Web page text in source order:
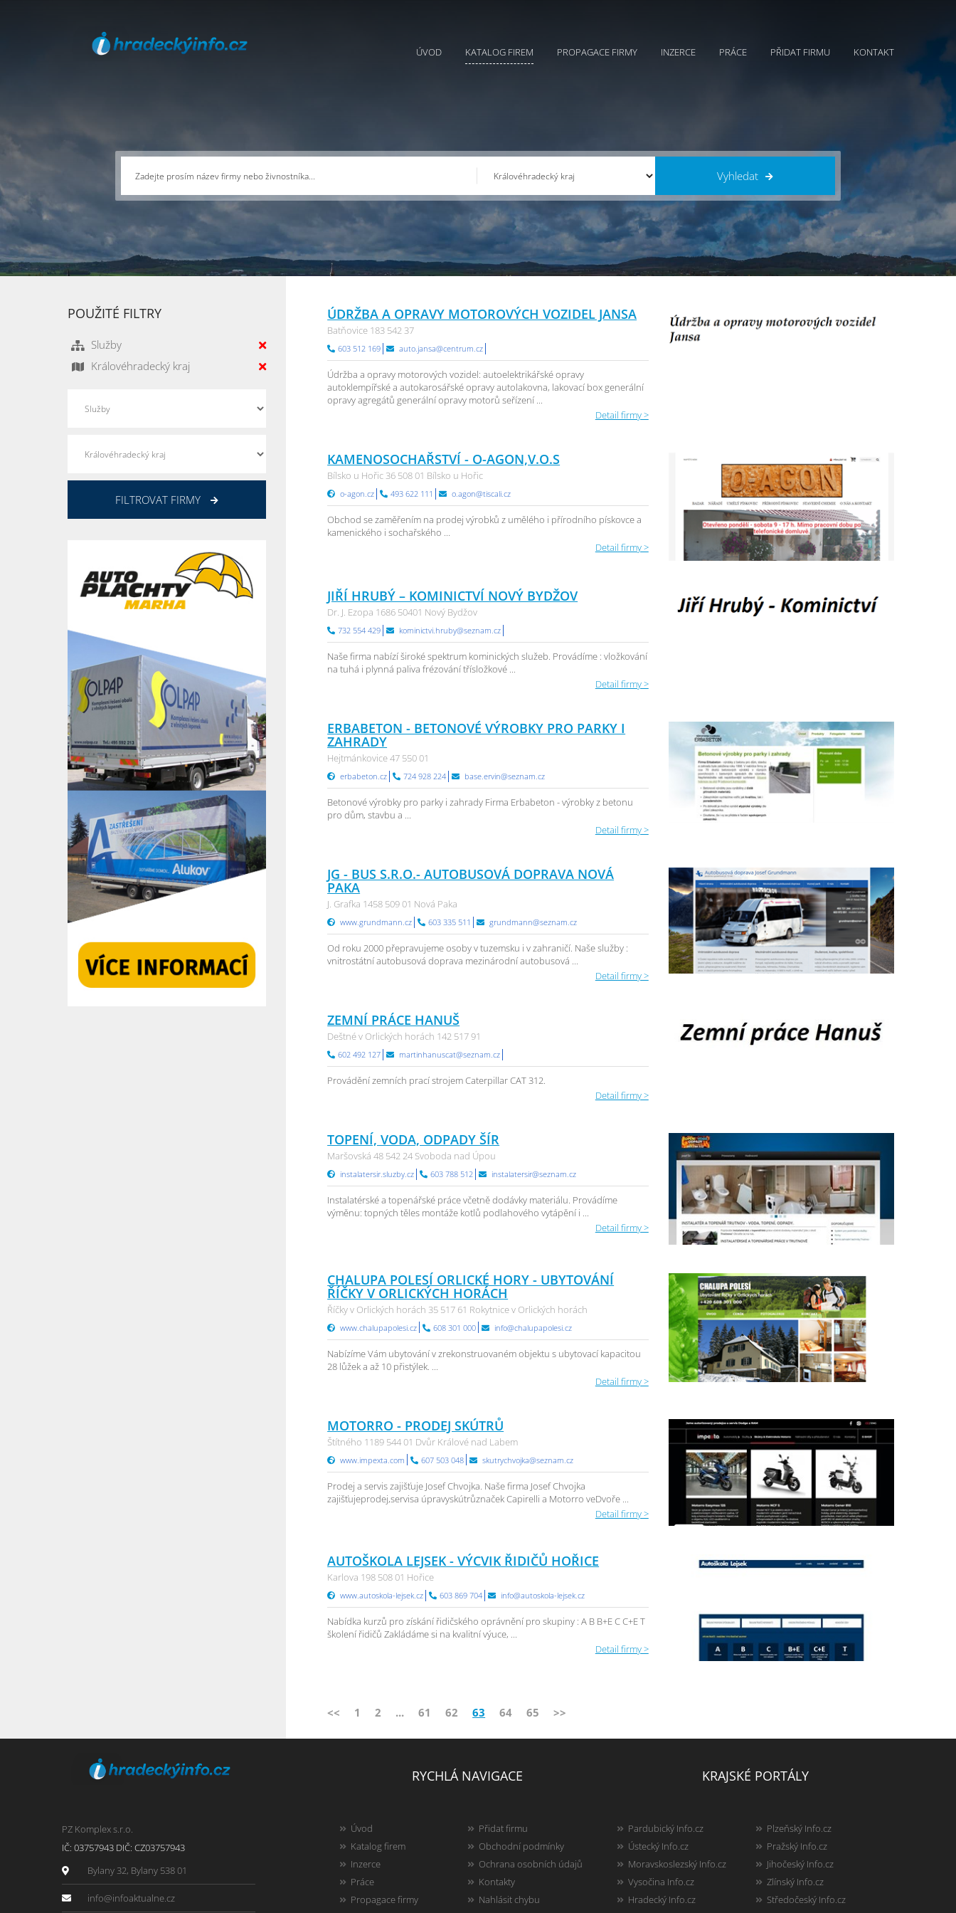
ÚVOD KATALOG FIREM PROPAGACE FIRMY INZERCE PRÁCE PŘIDAT FIRMU KONTAKT
Vyhledat
ÚDRŽBA A OPRAVY MOTOROVÝCH VOZIDEL JANSA
Batňovice 183 542 37
603 512 169 auto.jansa@centrum.cz
Údržba a opravy motorových vozidel: autoelektrikářské opravy
autoklempířské a autokarosářské opravy autolakovna, lakovací box generální
opravy agregátů generální opravy motorů seřízení ...
Detail firmy >
KAMENOSOCHAŘSTVÍ - O-AGON,V.O.S
Bílsko u Hořic 36 508 01 Bílsko u Hořic
o-agon.cz 493 622 111 o.agon@tiscali.cz
Obchod se zaměřením na prodej výrobků z umělého i přírodního pískovce a
kamenického i sochařského ...
Detail firmy >
JIŘÍ HRUBÝ – KOMINICTVÍ NOVÝ BYDŽOV
Dr. J. Ezopa 1686 50401 Nový Bydžov
732 554 429 kominictvi.hruby@seznam.cz
Naše firma nabízí široké spektrum kominických služeb. Provádíme : vložkování
na tuhá i plynná paliva frézování třísložkové ...
Detail firmy >
ERBABETON - BETONOVÉ VÝROBKY PRO PARKY I
ZAHRADY
Hejtmánkovice 47 550 01
erbabeton.cz 724 928 224 base.ervin@seznam.cz
Betonové výrobky pro parky i zahrady Firma Erbabeton - výrobky z betonu
pro dům, stavbu a ...
Detail firmy >
JG - BUS S.R.O.- AUTOBUSOVÁ DOPRAVA NOVÁ
PAKA
J. Grafka 1458 509 01 Nová Paka
www.grundmann.cz 603 335 511 grundmann@seznam.cz
Od roku 2000 přepravujeme osoby v tuzemsku i v zahraničí. Naše služby :
vnitrostátní autobusová doprava mezinárodní autobusová ...
Detail firmy >
ZEMNÍ PRÁCE HANUŠ
Deštné v Orlických horách 142 517 91
602 492 127 martinhanuscat@seznam.cz
Provádění zemních prací strojem Caterpillar CAT 312.
Detail firmy >
TOPENÍ, VODA, ODPADY ŠÍR
Maršovská 48 542 24 Svoboda nad Úpou
instalatersir.sluzby.cz 603 788 512 instalatersir@seznam.cz
Instalatérské a topenářské práce včetně dodávky materiálu. Provádíme
výměnu: topných těles montáže kotlů podlahového vytápění i ...
Detail firmy >
CHALUPA POLESÍ ORLICKÉ HORY - UBYTOVÁNÍ
ŘÍČKY V ORLICKÝCH HORÁCH
Říčky v Orlických horách 35 517 61 Rokytnice v Orlických horách
www.chalupapolesi.cz 608 301 000 info@chalupapolesi.cz
Nabízíme Vám ubytování v zrekonstruovaném objektu s ubytovací kapacitou
28 lůžek a až 10 přistýlek. ...
Detail firmy >
MOTORRO - PRODEJ SKÚTRŮ
Štítného 1189 544 01 Dvůr Králové nad Labem
www.impexta.com 607 503 048 skutrychvojka@seznam.cz
Prodej a servis zajišťuje Josef Chvojka. Naše firma Josef Chvojka
zajišťujeprodej,servisa úpravyskútrůznaček Capirelli a Motorro veDvoře ...
Detail firmy >
AUTOŠKOLA LEJSEK - VÝCVIK ŘIDIČŮ HOŘICE
Karlova 198 508 01 Hořice
www.autoskola-lejsek.cz 603 869 704 info@autoskola-lejsek.cz
Nabídka kurzů pro získání řidičského oprávnění pro skupiny : A B B+E C C+E T
školení řidičů Zakládáme si na kvalitní výuce, ...
Detail firmy >
<< 1 2 ... 61 62 63 64 65 >>
POUŽITÉ FILTRY
Služby
Královéhradecký kraj
FILTROVAT FIRMY
PZ Komplex s.r.o.
IČ: 03757943 DIČ: CZ03757943
Bylany 32, Bylany 538 01
info@infoaktualne.cz
RYCHLÁ NAVIGACE
Úvod
Katalog firem
Inzerce
Práce
Propagace firmy
Přidat firmu
Obchodní podmínky
Ochrana osobních údajů
Kontakty
Nahlásit chybu
KRAJSKÉ PORTÁLY
Pardubický Info.cz
Ústecký Info.cz
Moravskoslezský Info.cz
Vysočina Info.cz
Hradecký Info.cz
Plzeňský Info.cz
Pražský Info.cz
Jihočeský Info.cz
Zlínský Info.cz
Středočeský Info.cz